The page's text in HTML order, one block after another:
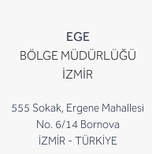
EGE
BÖLGE MÜDÜRLÜĞÜ
İZMİR
555 Sokak, Ergene Mahallesi
No. 6/14 Bornova
İZMİR - TÜRKİYE